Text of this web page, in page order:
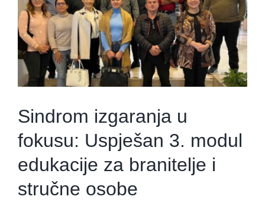
Sindrom izgaranja u
fokusu: Uspješan 3. modul
edukacije za branitelje i
stručne osobe